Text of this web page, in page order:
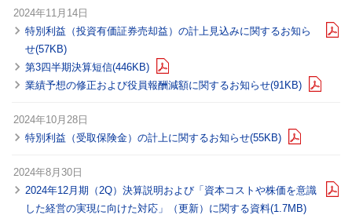
2024年11月14日
特別利益（投資有価証券売却益）の計上見込みに関するお知ら
せ(57KB)
第3四半期決算短信(446KB)
業績予想の修正および役員報酬減額に関するお知らせ(91KB)
2024年10月28日
特別利益（受取保険金）の計上に関するお知らせ(55KB)
2024年8月30日
2024年12月期（2Q）決算説明および「資本コストや株価を意識
した経営の実現に向けた対応」（更新）に関する資料(1.7MB)